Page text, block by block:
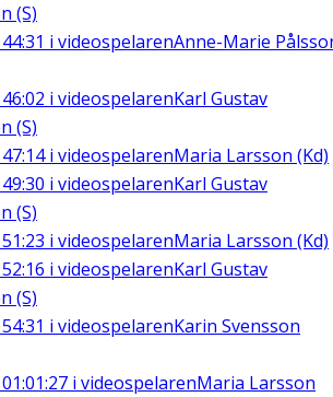
(S)
44:31 i videospelarenAnne-Marie
46:02 i videospelarenKarl Gustav
(S)
47:14i videospelarenMaria Larsson (Kd)
49:30 i videospelarenKarl Gustav
(S)
51:23 i videospelarenMaria Larsson (Kd)
52:16 i videospelarenKarl Gustav
(S)
54:31 i videospelarenKarin Svensson
01:01:27 i videospelarenMaria Larsson